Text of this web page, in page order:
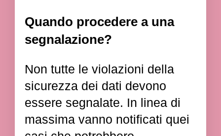
Quando procedere a una
segnalazione?
Non tutte le violazioni della
sicurezza dei dati devono
essere segnalate. In linea di
massima vanno notificati quei